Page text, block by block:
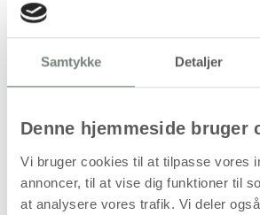
Samtykke Detaljer
Denne hjemmeside bruger
Vi bruger cookies til at tilpasse vores
annoncer, til at vise dig funktioner til
at analysere vores trafik. Vi deler
1 stk
(
Læg i kurven